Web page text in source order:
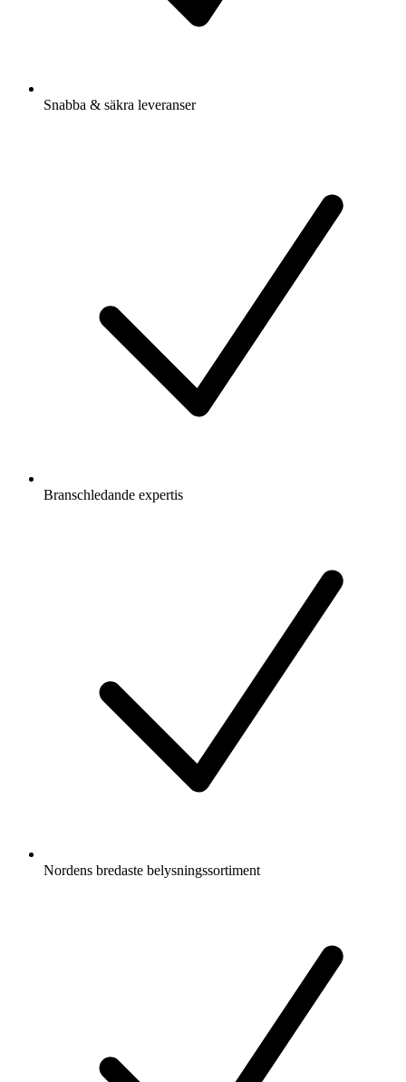
Snabba & säkra leveranser
Branschledande expertis
Nordens bredaste belysningssortiment